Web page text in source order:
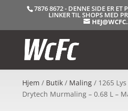
7876 8672 - DENNE SIDE ER ET
LINKER TIL SHOPS MED
Hjem / Butik/ Maling/ 1265 Lys
Drytech Murmaling – 0.68 L –